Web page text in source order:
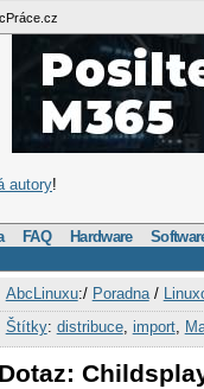
autory!
FAQ Hardware
AbcLinuxu:/ Poradna/
Štítky: distribuce, import,
Dotaz: